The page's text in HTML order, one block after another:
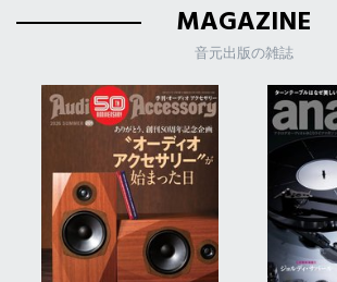
MAGAZINE
音元出版の雑誌